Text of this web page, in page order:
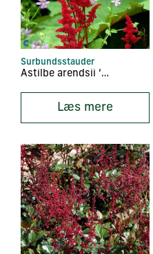
Surbundsstauder
Astilbe arendsii ‘Fanal’
Læs mere